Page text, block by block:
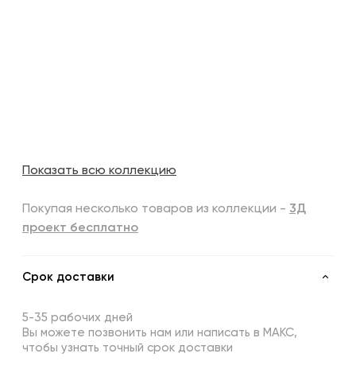
Показать всю коллекцию
Покупая несколько товаров из коллекции - 3Д
проект бесплатно
Срок доставки
5-35 рабочих дней
Вы можете позвонить нам или написать в МАКС,
чтобы узнать точный срок доставки